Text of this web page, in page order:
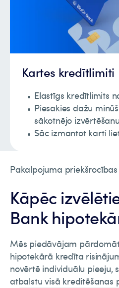
Kartes kredītlimiti
Elastīgs kredītlimits
Piesakies dažu
sākotnējo izvērtēšanu
Sāc izmantot karti
Pakalpojuma priekšrocības
Kāpēc
Bank
Mēs piedāvājam
hipotekārā kredīta
novērtē individuālu pieeju,
atbalstu visā kreditēšanas